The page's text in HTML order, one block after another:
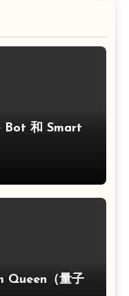
Bot 和 Smart
Queen（量子